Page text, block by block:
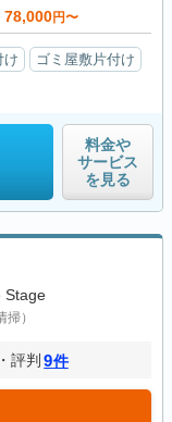
78,000円〜
け
ゴミ屋敷片付け
料金や
サービス
を見る
Stage
）
評判 9件